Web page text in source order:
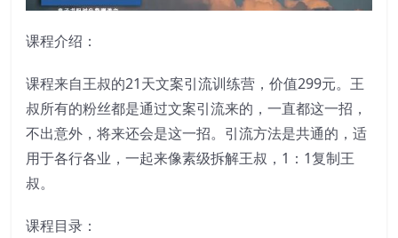
课程介绍：
课程来自王叔的21天文案引流训练营，价值299元。王
叔所有的粉丝都是通过文案引流来的，一直都这一招，
不出意外，将来还会是这一招。引流方法是共通的，适
用于各行各业，一起来像素级拆解王叔，1：1复制王
叔。
课程目录：